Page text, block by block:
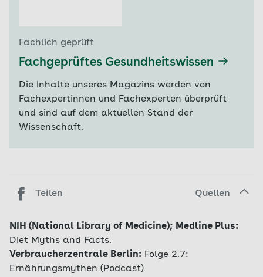
Fachlich geprüft
Fachgeprüftes Gesundheitswissen
Die Inhalte unseres Magazins werden von
Fachexpertinnen und Fachexperten überprüft
und sind auf dem aktuellen Stand der
Wissenschaft.
Teilen Quellen
NIH (National Library of Medicine); Medline Plus:
Diet Myths and Facts.
Verbraucherzentrale Berlin: Folge 2.7:
Ernährungsmythen (Podcast)